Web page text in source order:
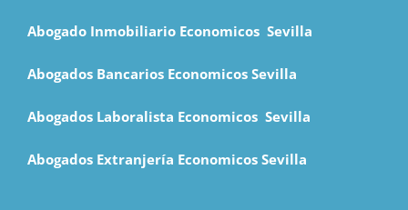
Abogado Inmobiliario Economicos Sevilla
Abogados Bancarios Economicos Sevilla
Abogados Laboralista Economicos Sevilla
Abogados Extranjería Economicos Sevilla